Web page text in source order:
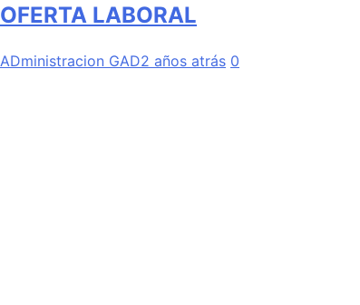
OFERTA LABORAL
ADministracion GAD2 años atrás 0